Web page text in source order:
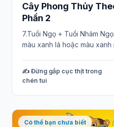
Cây Phong Thủy
Phần 2
7.Tuổi Ngọ + Tuổi Nhâm
màu xanh lá hoặc màu
✍️ Đừng gắp cục thịt trong
chén tui
Có thể bạn chưa biết